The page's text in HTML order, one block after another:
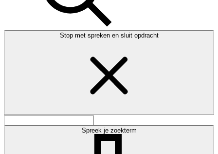
Stop met spreken en sluit opdracht
Spreek je zoekterm